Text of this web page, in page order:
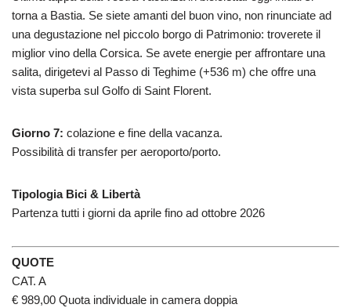
torna a Bastia. Se siete amanti del buon vino, non rinunciate ad
una degustazione nel piccolo borgo di Patrimonio: troverete il
miglior vino della Corsica. Se avete energie per affrontare una
salita, dirigetevi al Passo di Teghime (+536 m) che offre una
vista superba sul Golfo di Saint Florent.
Giorno 7: colazione e fine della vacanza.
Possibilità di transfer per aeroporto/porto.
Tipologia Bici & Libertà
Partenza tutti i giorni da aprile fino ad ottobre 2026
QUOTE
CAT. A
€ 989,00 Quota individuale in camera doppia